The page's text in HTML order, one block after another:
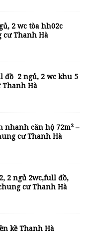
2 wc tòa hh02c
cư Thanh Hà
đồ 2 ngủ, 2 wc khu 5
Thanh Hà
căn hộ 72m² –
cư Thanh Hà
2 ngủ 2wc,full đồ,
cư Thanh Hà
kề Thanh Hà